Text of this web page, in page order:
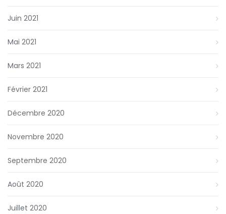
Juin 2021
Mai 2021
Mars 2021
Février 2021
Décembre 2020
Novembre 2020
Septembre 2020
Août 2020
Juillet 2020